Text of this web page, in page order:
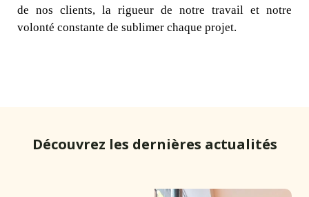
de nos clients, la rigueur de notre travail et notre
volonté constante de sublimer chaque projet.
Découvrez les dernières actualités